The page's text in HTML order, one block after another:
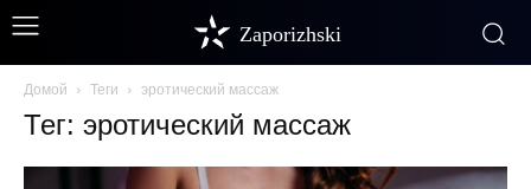
Zaporizhski
Домой Теги эротический массаж
Тег: эротический массаж